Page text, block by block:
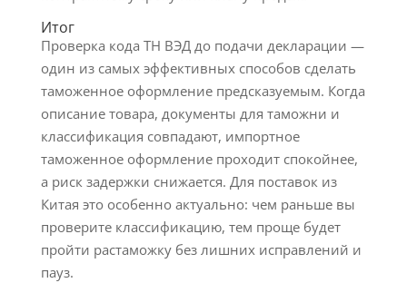
Итог
Проверка кода ТН ВЭД до подачи декларации —
один из самых эффективных способов сделать
таможенное оформление предсказуемым. Когда
описание товара, документы для таможни и
классификация совпадают, импортное
таможенное оформление проходит спокойнее,
а риск задержки снижается. Для поставок из
Китая это особенно актуально: чем раньше вы
проверите классификацию, тем проще будет
пройти растаможку без лишних исправлений и
пауз.